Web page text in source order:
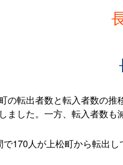
の転出者数と転入者数の
ました。一方、転入者数も
で170人が上松町から転出